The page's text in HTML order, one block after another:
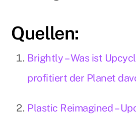
Quellen:
Brightly – Was ist
profitiert der Planet
Plastic Reimagined –